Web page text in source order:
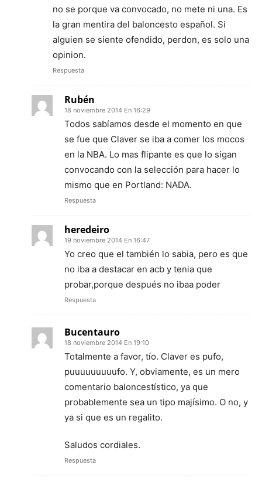
no se porque va convocado, no mete ni una. Es
la gran mentira del baloncesto español. Si
alguien se siente ofendido, perdon, es solo una
opinion.
Respuesta
Rubén
18 noviembre 2014 En 16:29
Todos sabíamos desde el momento en que
se fue que Claver se iba a comer los mocos
en la NBA. Lo mas flipante es que lo sigan
convocando con la selección para hacer lo
mismo que en Portland: NADA.
Respuesta
heredeiro
19 noviembre 2014 En 16:47
Yo creo que el también lo sabia, pero es que
no iba a destacar en acb y tenia que
probar,porque después no ibaa poder
Respuesta
Bucentauro
18 noviembre 2014 En 19:10
Totalmente a favor, tío. Claver es pufo,
puuuuuuuuufo. Y, obviamente, es un mero
comentario baloncestístico, ya que
probablemente sea un tipo majísimo. O no, y
ya si que es un regalito.
Saludos cordiales.
Respuesta